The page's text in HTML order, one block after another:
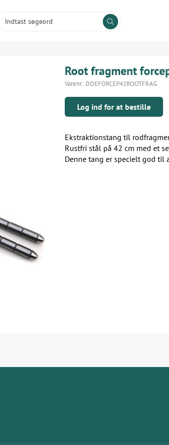
Root fragment
Varenr.: DDEFORCEP42ROOTFRAG
Log ind for at bestille
Ekstraktionstang til
Rustfri stål på 42 cm med et
Denne tang er specielt god til